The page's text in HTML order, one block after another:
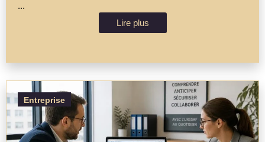
...
Lire plus
Entreprise